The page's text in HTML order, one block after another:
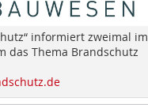
informiert zweimal im
das Thema Brandschutz